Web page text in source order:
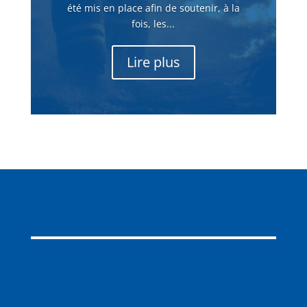
été mis en place afin de soutenir, à la
fois, les...
Lire plus